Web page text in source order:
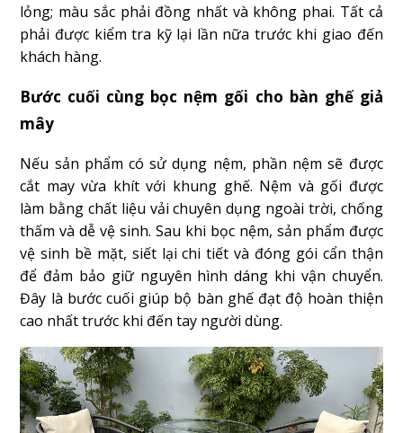
lỏng; màu sắc phải đồng nhất và không phai. Tất cả
phải được kiểm tra kỹ lại lần nữa trước khi giao đến
khách hàng.
Bước cuối cùng bọc nệm gối cho bàn ghế giả
mây
Nếu sản phẩm có sử dụng nệm, phần nệm sẽ được
cắt may vừa khít với khung ghế. Nệm và gối được
làm bằng chất liệu vải chuyên dụng ngoài trời, chống
thấm và dễ vệ sinh. Sau khi bọc nệm, sản phẩm được
vệ sinh bề mặt, siết lại chi tiết và đóng gói cẩn thận
để đảm bảo giữ nguyên hình dáng khi vận chuyển.
Đây là bước cuối giúp bộ bàn ghế đạt độ hoàn thiện
cao nhất trước khi đến tay người dùng.